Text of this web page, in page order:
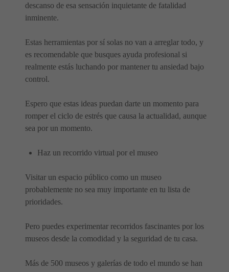
descanso de esa sensación inquietante de fatalidad
inminente.
Estas herramientas por sí solas no van a arreglar todo, y
es recomendable que busques ayuda profesional si
realmente estás luchando por mantener tu ansiedad bajo
control.
Espero que estas ideas puedan darte un momento para
romper el ciclo de estrés que causa la actualidad, aunque
sea por un momento.
Haz un recorrido virtual por el museo
Visitar un espacio público como un museo
probablemente no sea muy importante en tu lista de
prioridades.
Pero puedes experimentar recorridos fascinantes por los
museos desde la comodidad y la seguridad de tu casa.
Más de 500 museos y galerías de todo el mundo se han